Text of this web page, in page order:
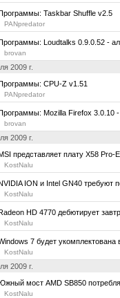
Taskbar Shuffle v2.5
PANpredator
Loudtalks 0.9.0.52 -
brovan
2009 г.
CPU-Z v1.51
PANpredator
Mozilla Firefox 3.0.10 -
brovan
2009 г.
представляет плату X58 Pro-E
KostNalu
ION и Intel GN40 требуют
KostNalu
HD 4770 дебютирует
KostNalu
7 будет укомплектована
KostNalu
2009 г.
мост AMD SB850
KostNalu